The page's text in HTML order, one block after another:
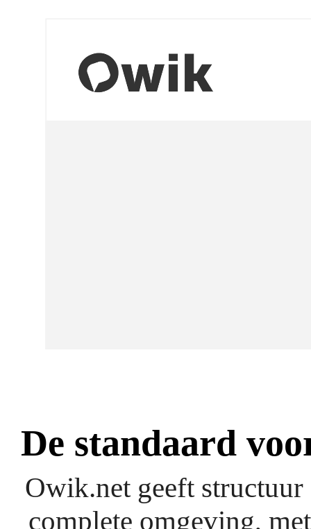
De standaard
Owik.net geeft structuur
complete omgeving,